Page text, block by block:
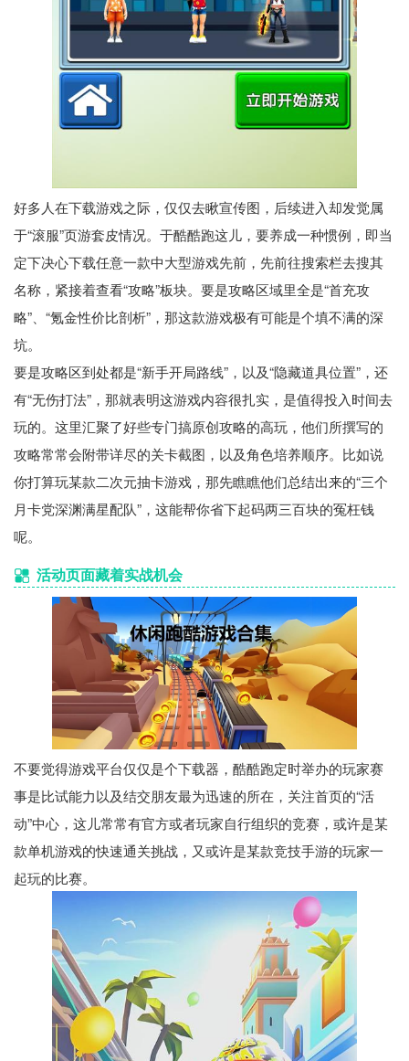
好多人在下载游戏之际，仅仅去瞅宣传图，后续进入却发觉属
于“滚服”页游套皮情况。于酷酷跑这儿，要养成一种惯例，即当
定下决心下载任意一款中大型游戏先前，先前往搜索栏去搜其
名称，紧接着查看“攻略”板块。要是攻略区域里全是“首充攻
略”、“氪金性价比剖析”，那这款游戏极有可能是个填不满的深
坑。
要是攻略区到处都是“新手开局路线”，以及“隐藏道具位置”，还
有“无伤打法”，那就表明这游戏内容很扎实，是值得投入时间去
玩的。这里汇聚了好些专门搞原创攻略的高玩，他们所撰写的
攻略常常会附带详尽的关卡截图，以及角色培养顺序。比如说
你打算玩某款二次元抽卡游戏，那先瞧瞧他们总结出来的“三个
月卡党深渊满星配队”，这能帮你省下起码两三百块的冤枉钱
呢。
活动页面藏着实战机会
不要觉得游戏平台仅仅是个下载器，酷酷跑定时举办的玩家赛
事是比试能力以及结交朋友最为迅速的所在，关注首页的“活
动”中心，这儿常常有官方或者玩家自行组织的竞赛，或许是某
款单机游戏的快速通关挑战，又或许是某款竞技手游的玩家一
起玩的比赛。